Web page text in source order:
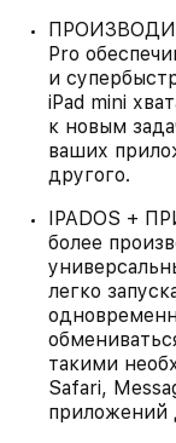
Pro
и
iPad mini
к новым
ваших
другого.
IPADOS +
более
легко
такими
Safari,
приложений